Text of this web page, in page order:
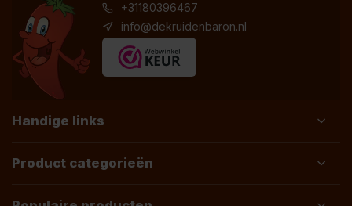
+31180396467
info@dekruidenbaron.nl
Handige links
Product categorieën